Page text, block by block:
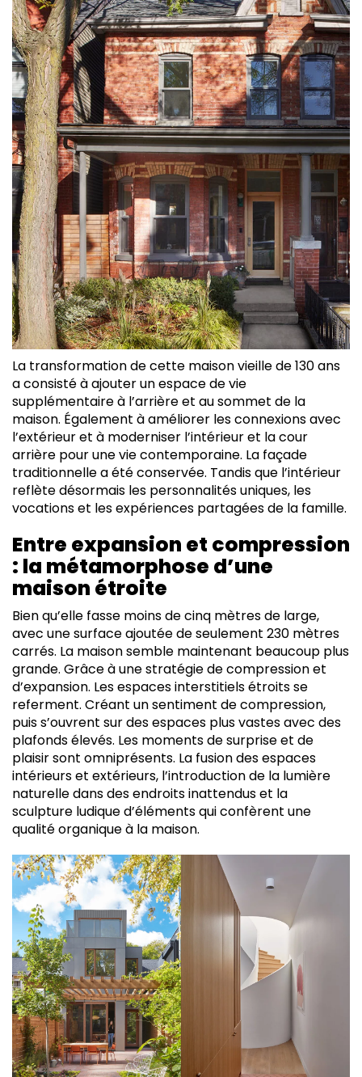
La transformation de cette maison vieille de 130 ans
a consisté à ajouter un espace de vie
supplémentaire à l’arrière et au sommet de la
maison. Également à améliorer les connexions avec
l’extérieur et à moderniser l’intérieur et la cour
arrière pour une vie contemporaine. La façade
traditionnelle a été conservée. Tandis que l’intérieur
reflète désormais les personnalités uniques, les
vocations et les expériences partagées de la famille.
Entre expansion et compression
: la métamorphose d’une
maison étroite
Bien qu’elle fasse moins de cinq mètres de large,
avec une surface ajoutée de seulement 230 mètres
carrés. La maison semble maintenant beaucoup plus
grande. Grâce à une stratégie de compression et
d’expansion. Les espaces interstitiels étroits se
referment. Créant un sentiment de compression,
puis s’ouvrent sur des espaces plus vastes avec des
plafonds élevés. Les moments de surprise et de
plaisir sont omniprésents. La fusion des espaces
intérieurs et extérieurs, l’introduction de la lumière
naturelle dans des endroits inattendus et la
sculpture ludique d’éléments qui confèrent une
qualité organique à la maison.